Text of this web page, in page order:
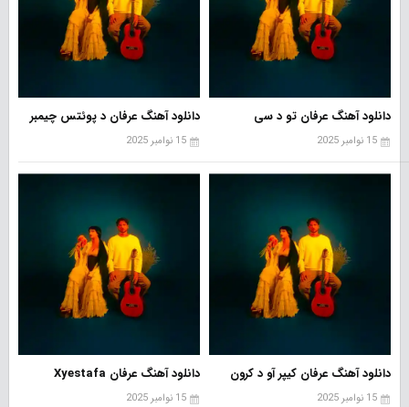
دانلود آهنگ عرفان تو د سی
15 نوامبر 2025
دانلود آهنگ عرفان د پوئتس چیمبر
15 نوامبر 2025
دانلود آهنگ عرفان کیپر آو د کرون
15 نوامبر 2025
دانلود آهنگ عرفان Xyestafa
15 نوامبر 2025